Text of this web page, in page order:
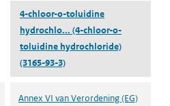
4-chloor-o-toluidine
hydrochlo... (4-chloor-o-
toluidine hydrochloride)
(3165-93-3)
Annex VI van Verordening (EG)